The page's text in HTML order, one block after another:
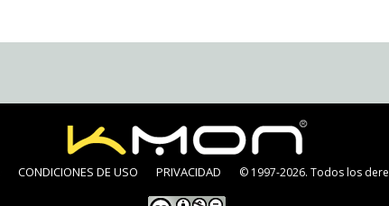
CONDICIONES DE USO PRIVACIDAD © 1997-2026. Todos los